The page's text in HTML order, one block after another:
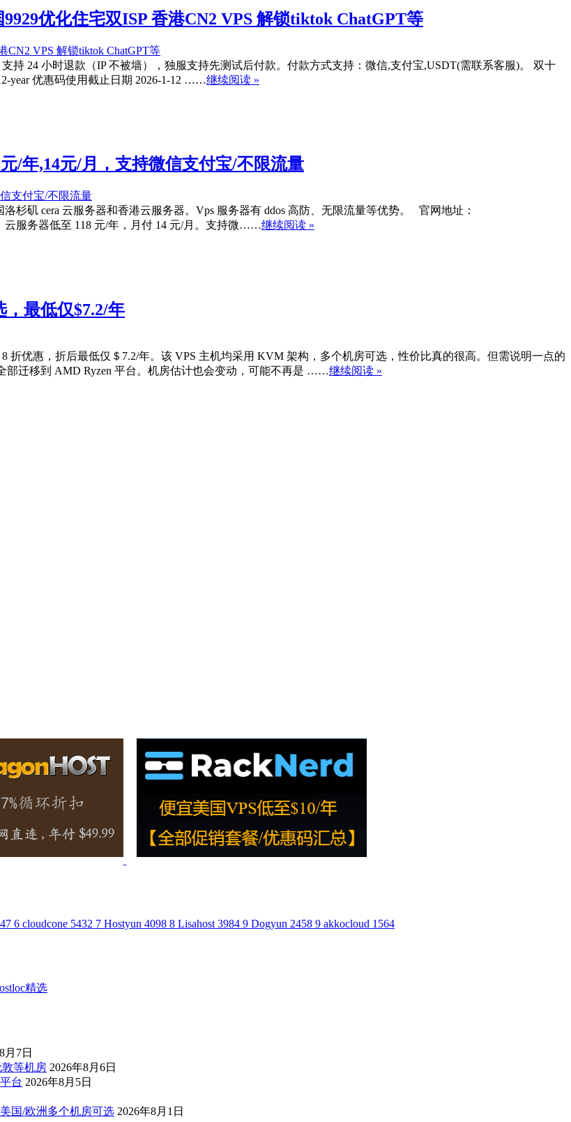
优化住宅双ISP 香港CN2 VPS 解锁tiktok ChatGPT等
持 24 小时退款（IP 不被墙），独服支持先测试后付款。付款方式支持：微信,支付宝,USDT(需联系客服)。 双十
year 优惠码使用截止日期 2026-1-12 ……继续阅读 »
/年,14元/月，支持微信支付宝/不限流量
杉矶 cera 云服务器和香港云服务器。Vps 服务器有 ddos 高防、无限流量等优势。 官网地址：
云服务器低至 118 元/年，月付 14 元/月。支持微……继续阅读 »
最低仅$7.2/年
折优惠，折后最低仅＄7.2/年。该 VPS 主机均采用 KVM 架构，多个机房可选，性价比真的很高。但需说明一点的
部迁移到 AMD Ryzen 平台。机房估计也会变动，可能不再是 ……继续阅读 »
6 cloudcone 5432 7 Hostyun 4098 8 Lisahost 3984 9 Dogyun 2458 9 akkocloud 1564
精选
月7日
等机房 2026年8月6日
台 2026年8月5日
国/欧洲多个机房可选 2026年8月1日